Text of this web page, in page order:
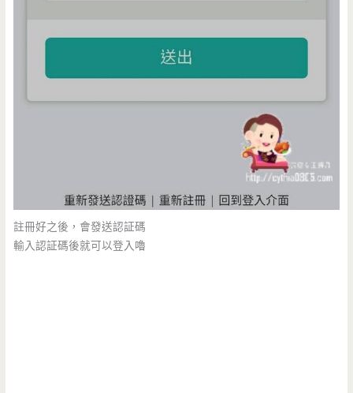
註冊好之後，會發送認証碼
輸入認証碼後就可以登入嚕